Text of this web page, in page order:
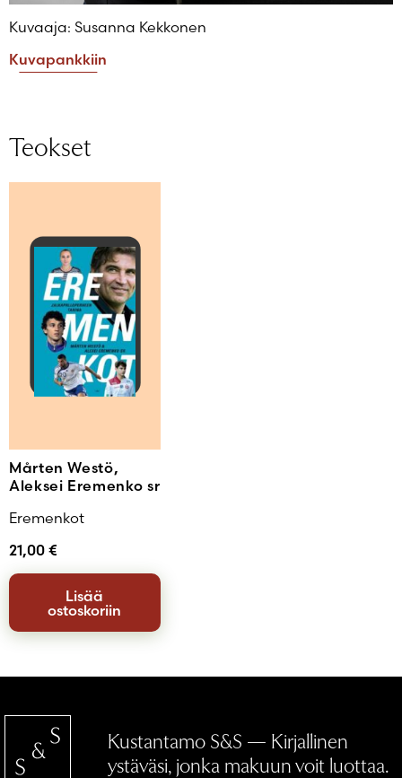
Kuvaaja: Susanna Kekkonen
Kuvapankkiin
Teokset
Mårten Westö,
Aleksei Eremenko sr
Eremenkot
21,00 €
Lisää
ostoskoriin
Kustantamo S&S — Kirjallinen
ystäväsi, jonka makuun voit luottaa.